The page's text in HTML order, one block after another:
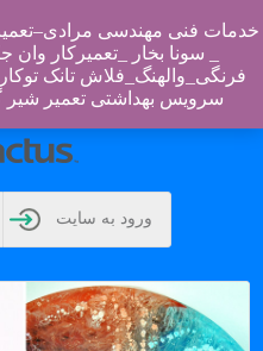
ورود به سایت
خدمات فنی مهندسی
_ سونا بخار _تعمیرکار
فرنگی_والهنگ_فلاش تانک
سرویس بهداشتی تعمیر